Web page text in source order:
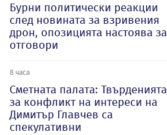
Бурни политически реакции
след новината за взривения
дрон, опозицията настоява за
отговори
8 часа
Сметната палата: Твърденията
за конфликт на интереси на
Димитър Главчев са
спекулативни